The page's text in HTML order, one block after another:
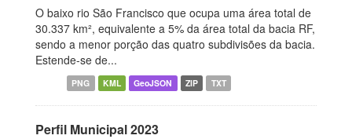
O baixo rio São Francisco que ocupa uma área total de
30.337 km², equivalente a 5% da área total da bacia RF,
sendo a menor porção das quatro subdivisões da bacia.
Estende-se de...
PNG KML GeoJSON ZIP TXT
Perfil Municipal 2023